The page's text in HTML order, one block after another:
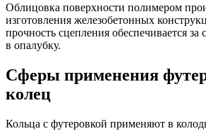
Облицовка поверхности полимером
изготовления железобетонных
прочность сцепления обеспечивается за
в опалубку.
Сферы применения
колец
Кольца с футеровкой применяют в